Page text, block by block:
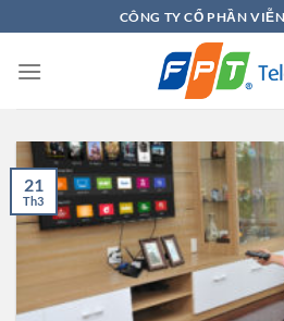
đến
nội
CÔNG TY CỔ PHẦN
21
Th3